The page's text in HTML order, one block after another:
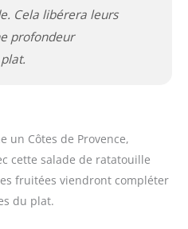
Cela libérera leurs
profondeur
un Côtes de Provence,
cette salade de ratatouille
fruitées viendront compléter
du plat.